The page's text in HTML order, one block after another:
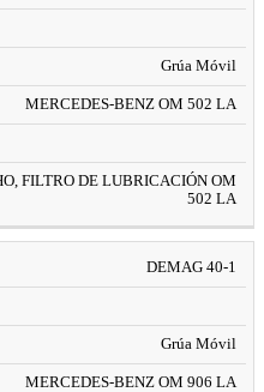
Grúa Móvil
MERCEDES-BENZ OM 502 LA
FILTRO DE LUBRICACIÓN OM
502 LA
DEMAG 40-1
Grúa Móvil
MERCEDES-BENZ OM 906 LA